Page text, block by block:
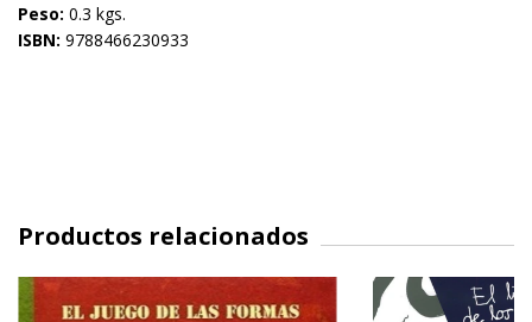
Peso: 0.3 kgs.
ISBN: 9788466230933
Productos relacionados